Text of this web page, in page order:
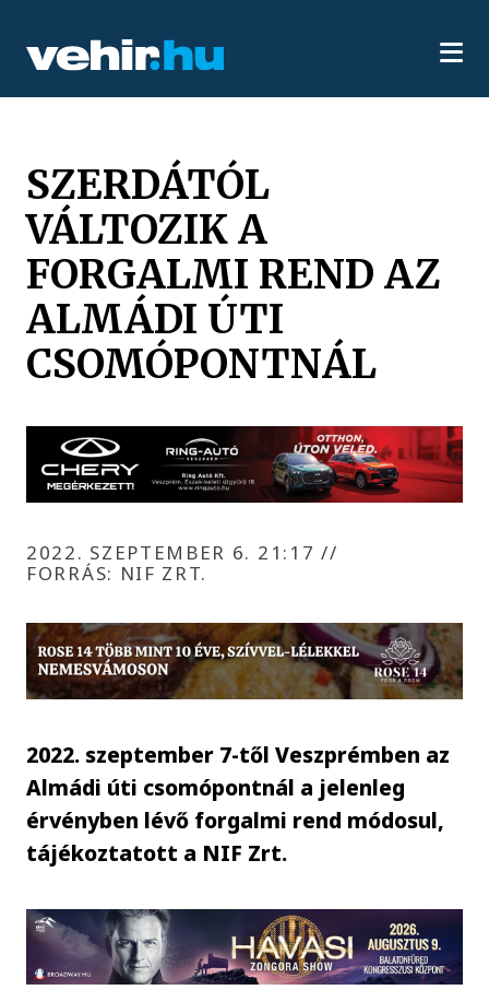
SZERDÁTÓL
VÁLTOZIK A
FORGALMI REND AZ
ALMÁDI ÚTI
CSOMÓPONTNÁL
2022. SZEPTEMBER 6. 21:17//
FORRÁS: NIF ZRT.
2022. szeptember 7-től Veszprémben az
Almádi úti csomópontnál a jelenleg
érvényben lévő forgalmi rend módosul,
tájékoztatott a NIF Zrt.